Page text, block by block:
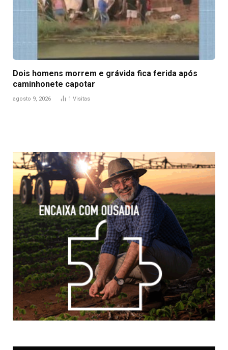
Dois homens morrem e grávida fica ferida após
caminhonete capotar
agosto 9, 2026 1 Visitas